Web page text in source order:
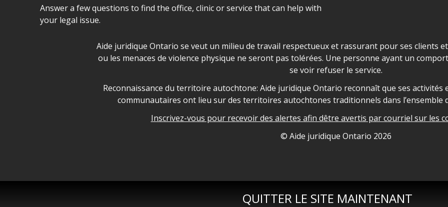
QUITTER LE SITE MAINTENANT
Answer a few questions to find the office, clinic or service that can help with
your legal issue.
Déclaration sur la sécurité dans les locaux d'AJO.
Aide juridique Ontario se veut un milieu de travail respectueux et rassurant pour ses clients
ou les menaces de violence physique ne seront pas tolérées. Une personne ayant un
se voir refuser le service.
Legal Aid Ontario land acknowledgement
Reconnaissance du territoire autochtone: Aide juridique Ontario reconnaît que ses activités
communautaires ont lieu sur des territoires autochtones traditionnels dans l’ensemble
Inscrivez-vous pour recevoir des alertes afin dêtre avertis par courriel sur les
© Aide juridique Ontario 2026